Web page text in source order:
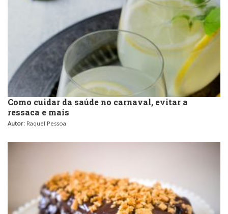
Como cuidar da saúde no carnaval, evitar a
ressaca e mais
Autor: Raquel Pessoa